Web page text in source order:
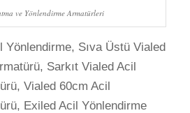
ve Yönlendirme Armatürleri
Yönlendirme, Sıva Üstü Vialed
Sarkıt Vialed Acil
Vialed 60cm Acil
Exiled Acil Yönlendirme